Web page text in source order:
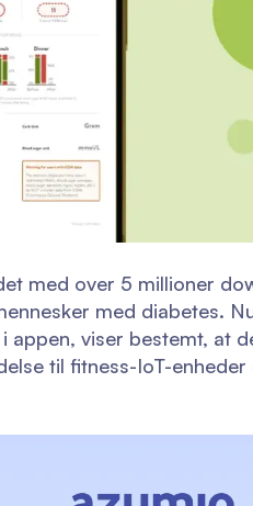
med over 5 millioner
med diabetes.
appen, viser bestemt, at
til fitness-IoT-